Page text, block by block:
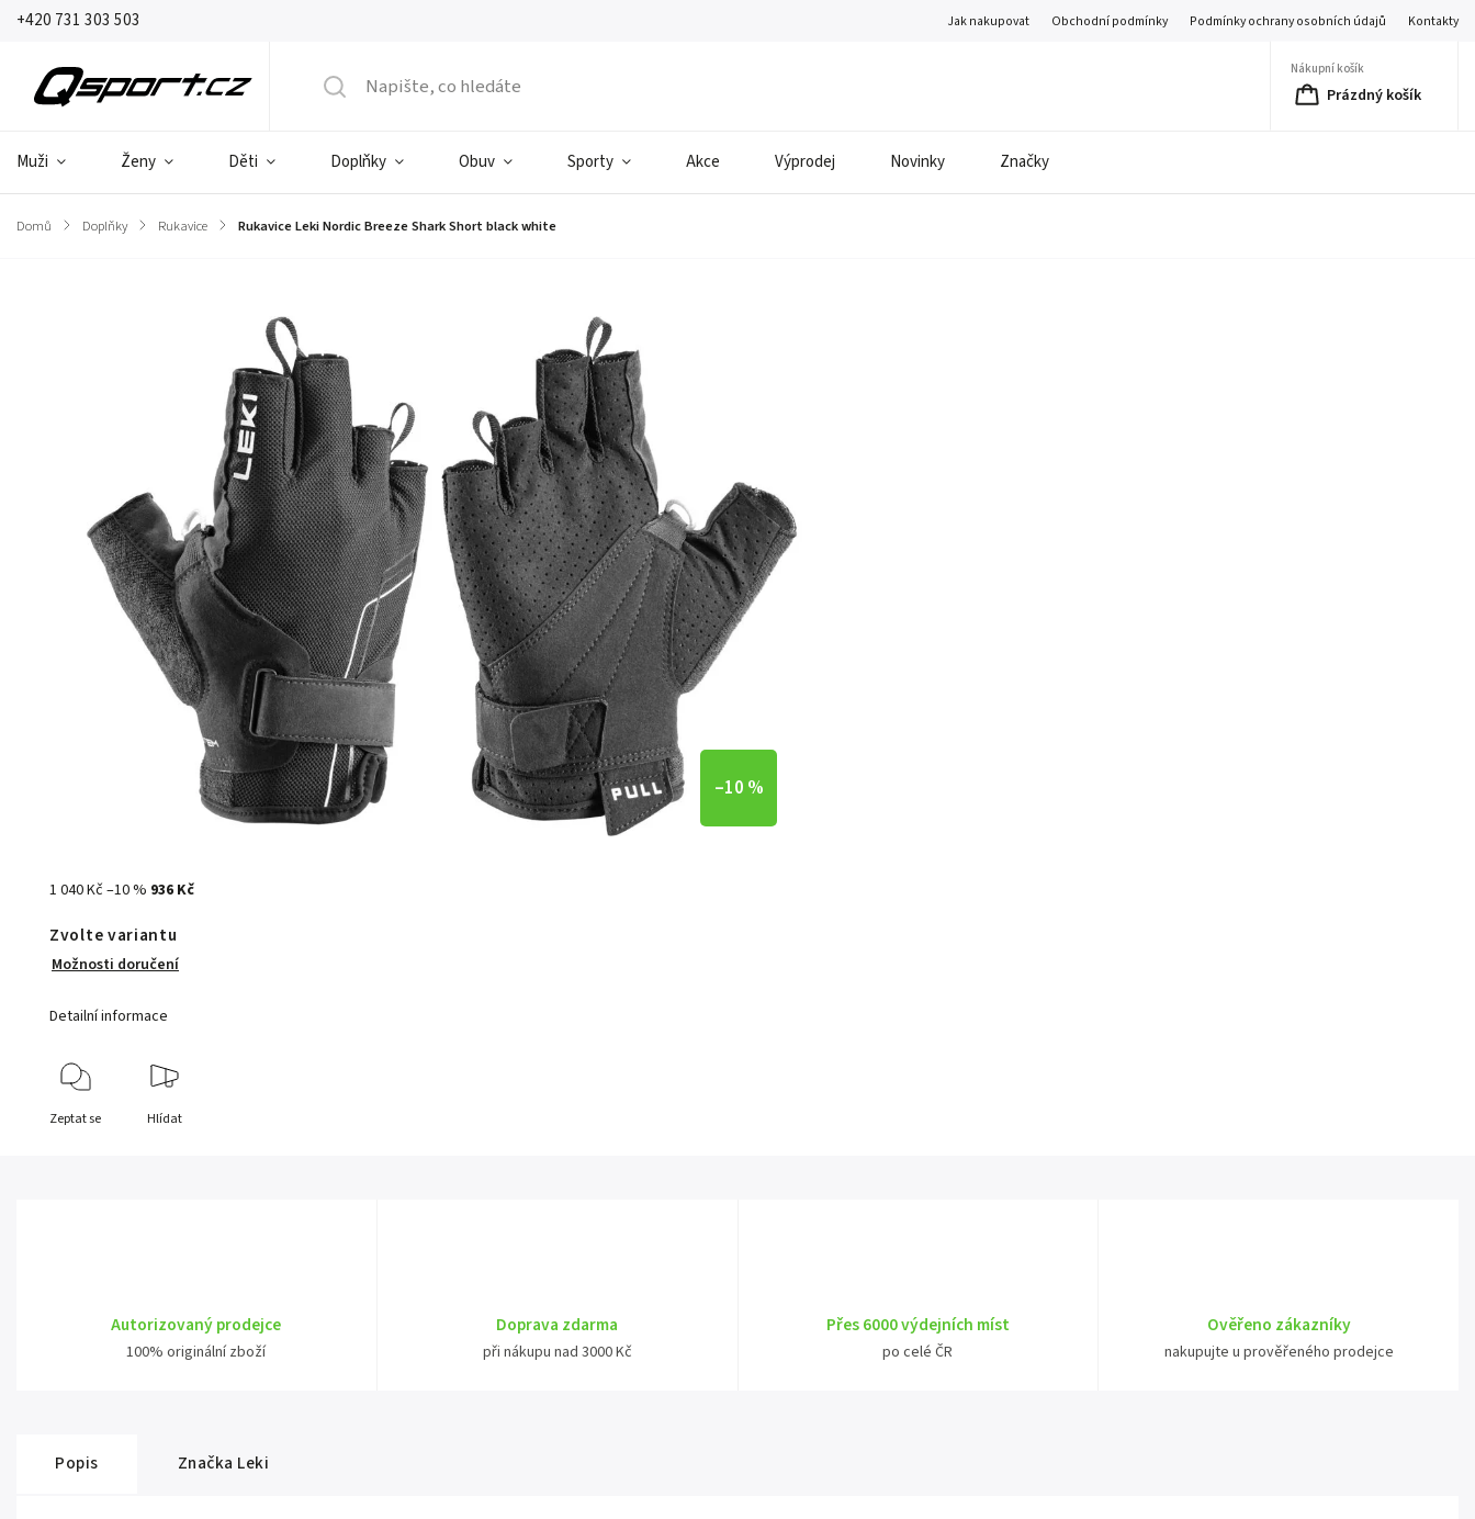
+420 731 303 503 Jak nakupovat Obchodní podmínky Podmínky ochrany osobních údajů Kontakty
Nákupní košík
Prázdný košík
Muži Ženy Děti Doplňky Obuv Sporty Akce Výprodej Novinky Značky
Domů / Doplňky / Rukavice / Rukavice Leki Nordic Breeze Shark Short black white
–10 %
1 040 Kč–10 % 936 Kč
Zvolte variantu
Možnosti doručení
Detailní informace
Zeptat se Hlídat
Autorizovaný prodejce
100% originální zboží
Doprava zdarma
při nákupu nad 3000 Kč
Přes 6000 výdejních míst
po celé ČR
Ověřeno zákazníky
nakupujte u prověřeného prodejce
Popis Značka Leki